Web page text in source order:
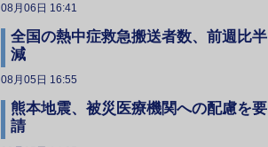
08月06日 16:41
全国の熱中症救急搬送者数、前週比半
減
08月05日 16:55
熊本地震、被災医療機関への配慮を要
請